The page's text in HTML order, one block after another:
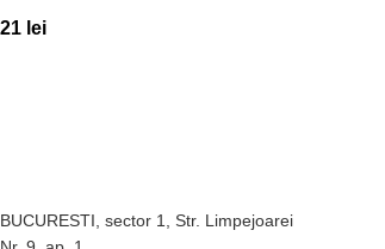
21 lei
BUCURESTI, sector 1, Str. Limpejoarei